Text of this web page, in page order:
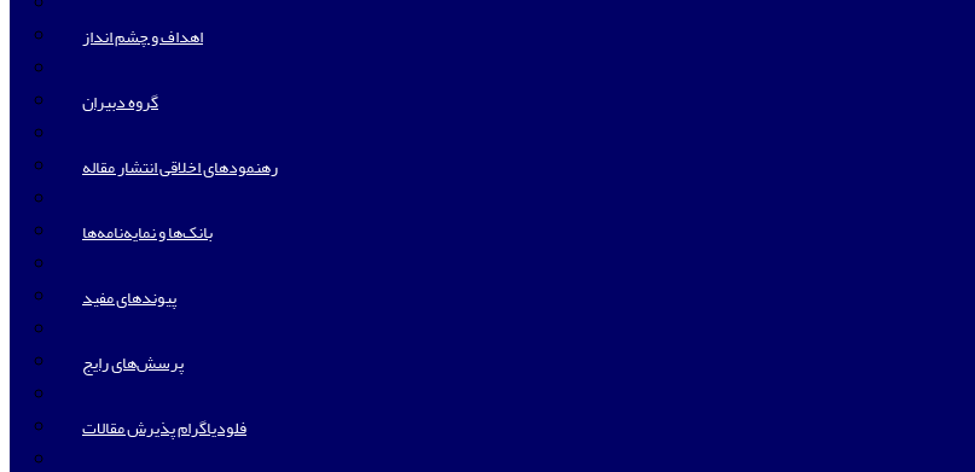
اهداف و چشم انداز
گروه دبیران
رهنمودهای اخلاقی انتشار مقاله
بانک‌ها و نمایه‌‌نامه‌ها
پیوندهای مفید
پرسش‌های رایج
فلودیاگرام پذیرش مقالات